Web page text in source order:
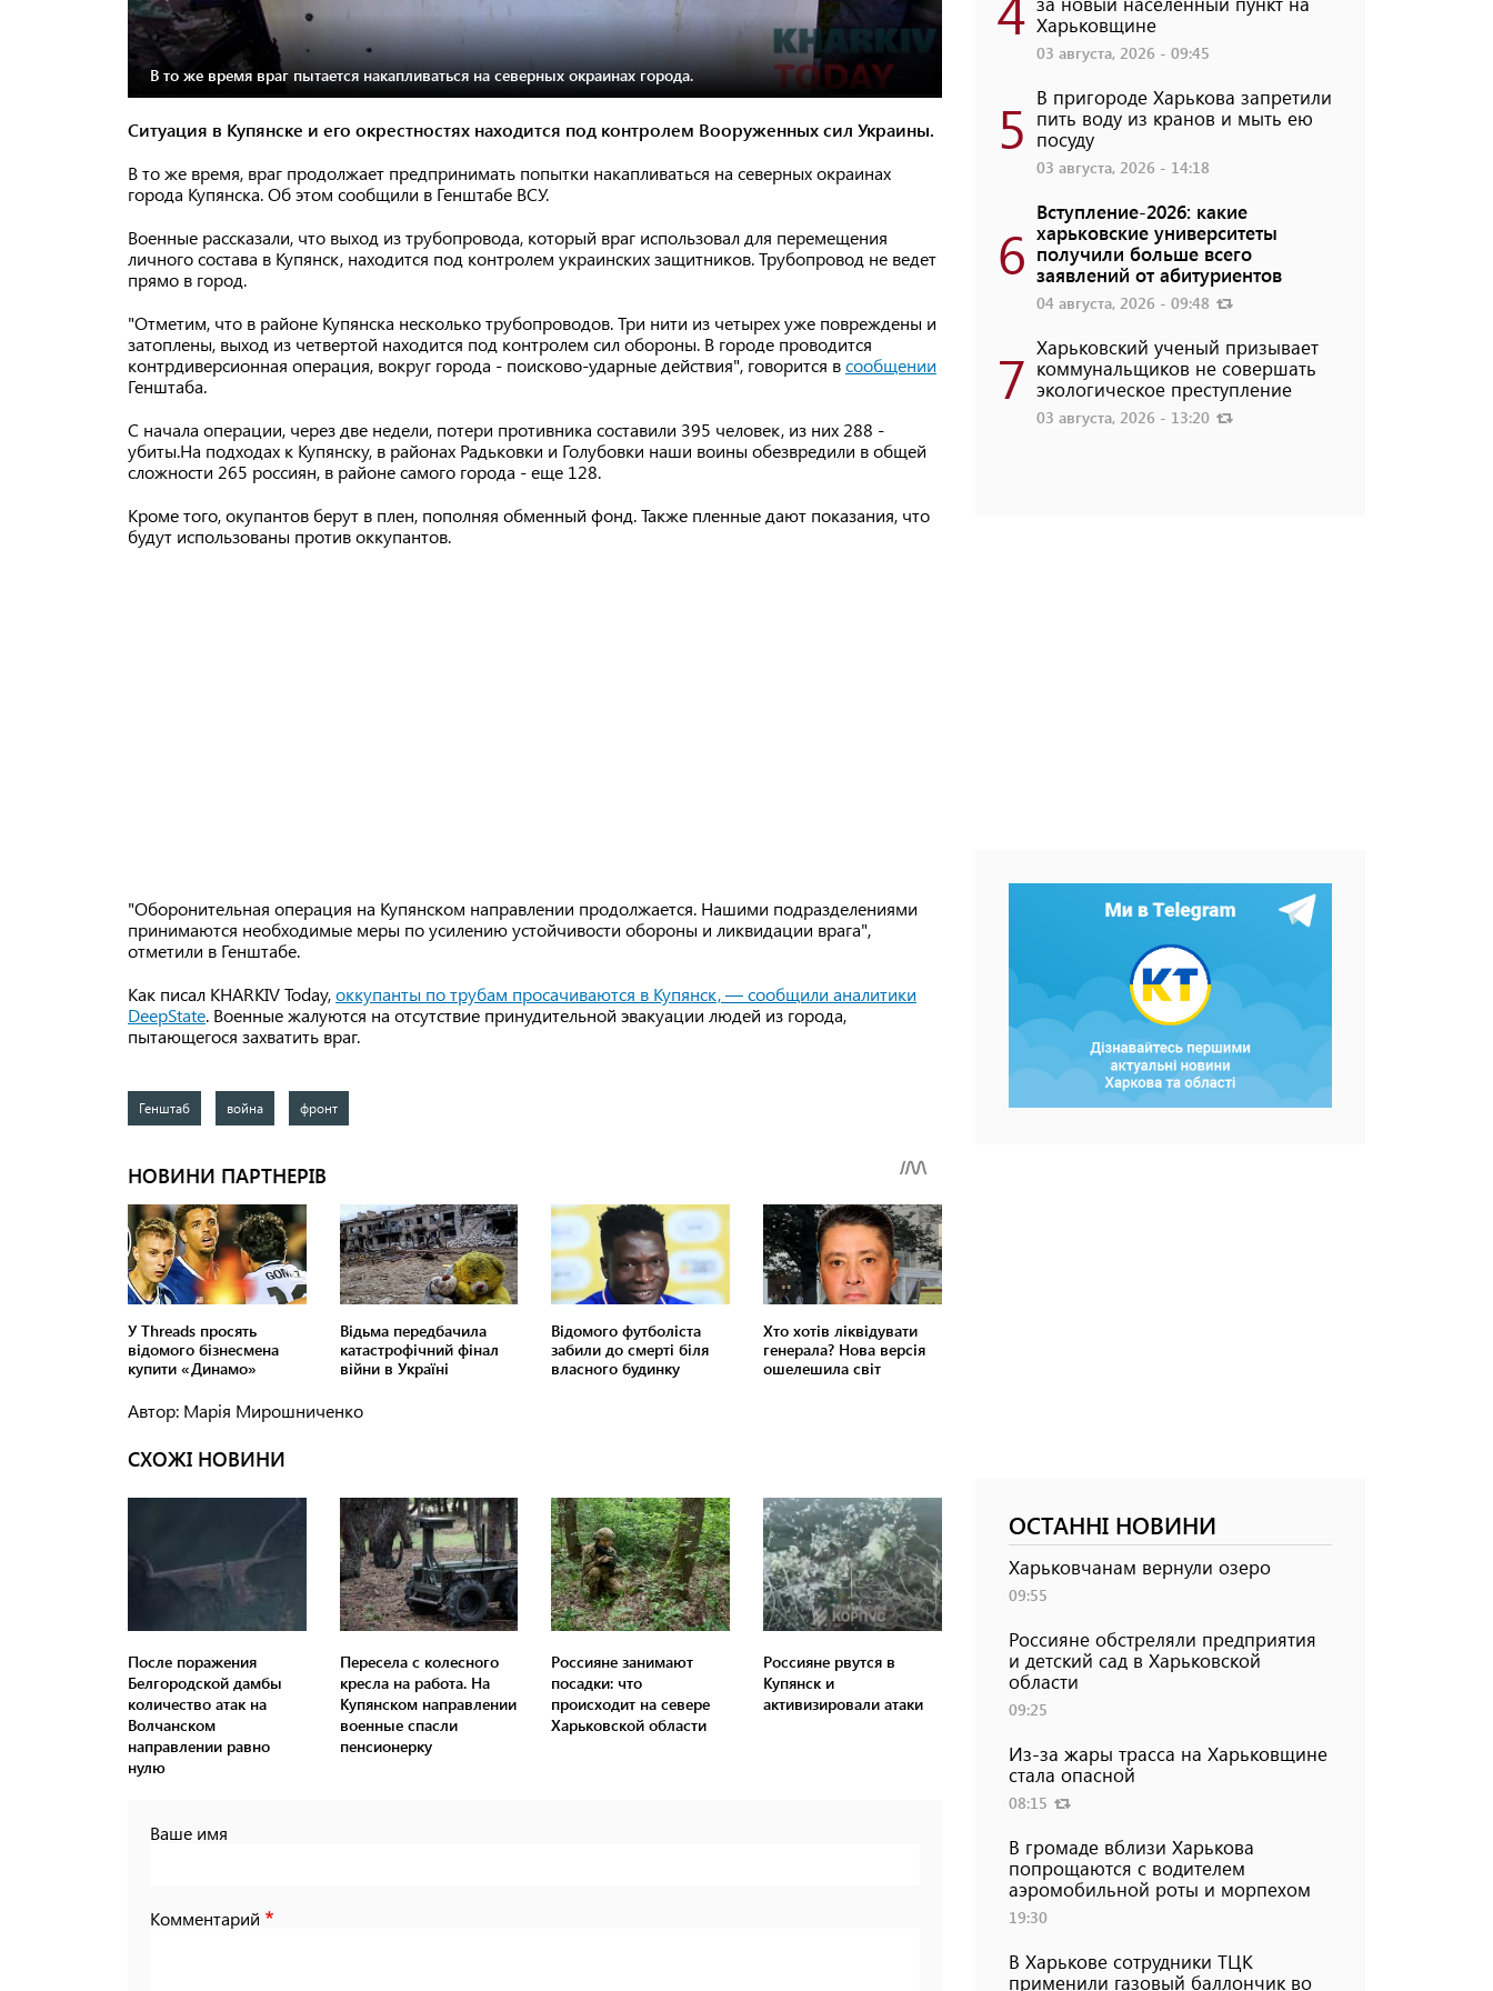
В то же время враг пытается накапливаться на северных окраинах города.
Ситуация в Купянске и его окрестностях находится под контролем Вооруженных сил Украины.
В то же время, враг продолжает предпринимать попытки накапливаться на северных окраинах
города Купянска. Об этом сообщили в Генштабе ВСУ.
Военные рассказали, что выход из трубопровода, который враг использовал для перемещения
личного состава в Купянск, находится под контролем украинских защитников. Трубопровод не ведет
прямо в город.
"Отметим, что в районе Купянска несколько трубопроводов. Три нити из четырех уже повреждены и
затоплены, выход из четвертой находится под контролем сил обороны. В городе проводится
контрдиверсионная операция, вокруг города - поисково-ударные действия", говорится всообщении
Генштаба.
С начала операции, через две недели, потери противника составили 395 человек, из них 288 -
убиты.На подходах к Купянску, в районах Радьковки и Голубовки наши воины обезвредили в общей
сложности 265 россиян, в районе самого города - еще 128.
Кроме того, окупантов берут в плен, пополняя обменный фонд. Также пленные дают показания, что
будут использованы против оккупантов.
"Оборонительная операция на Купянском направлении продолжается. Нашими подразделениями
принимаются необходимые меры по усилению устойчивости обороны и ликвидации врага",
отметили в Генштабе.
Как писал KHARKIV Today,оккупанты по трубам просачиваются в Купянск, — сообщили аналитики
DeepState. Военные жалуются на отсутствие принудительной эвакуации людей из города,
пытающегося захватить враг.
Генштаб война фронт
Автор: Марія Мирошниченко
СХОЖІ НОВИНИ
После поражения
Белгородской дамбы
количество атак на
Волчанском
направлении равно
нулю
Пересела с колесного
кресла на работа. На
Купянском направлении
военные спасли
пенсионерку
Россияне занимают
посадки: что
происходит на севере
Харьковской области
Россияне рвутся в
Купянск и
активизировали атаки
Ваше имя
Комментарий
Харьковщине
03 августа, 2026 - 09:45
5 В пригороде Харькова запретили
пить воду из кранов и мыть ею
посуду
03 августа, 2026 - 14:18
6
Вступление-2026: какие
харьковские университеты
получили больше всего
заявлений от абитуриентов
04 августа, 2026 - 09:48
7 Харьковский ученый призывает
коммунальщиков не совершать
экологическое преступление
03 августа, 2026 - 13:20
ОСТАННІ НОВИНИ
Харьковчанам вернули озеро
09:55
Россияне обстреляли предприятия
и детский сад в Харьковской
области
09:25
Из-за жары трасса на Харьковщине
стала опасной
08:15
В громаде вблизи Харькова
попрощаются с водителем
аэромобильной роты и морпехом
19:30
В Харькове сотрудники ТЦК
применили газовый баллончик во